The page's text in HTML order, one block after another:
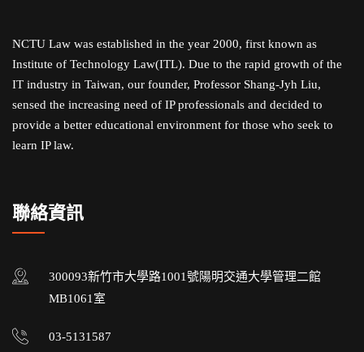
NCTU Law was established in the year 2000, first known as
Institute of Technology Law(ITL). Due to the rapid growth of the
IT industry in Taiwan, our founder, Professor Shang-Jyh Liu,
sensed the increasing need of IP professionals and decided to
provide a better educational environment for those who seek to
learn IP law.
聯絡資訊
300093新竹市大學路1001號陽明交通大學管理二館
MB1061室
03-5131587